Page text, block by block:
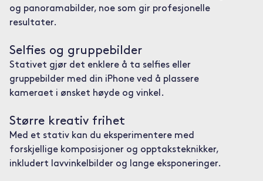
og panoramabilder, noe som gir profesjonelle
resultater.
Selfies og gruppebilder
Stativet gjør det enklere å ta selfies eller
gruppebilder med din iPhone ved å plassere
kameraet i ønsket høyde og vinkel.
Større kreativ frihet
Med et stativ kan du eksperimentere med
forskjellige komposisjoner og opptaksteknikker,
inkludert lavvinkelbilder og lange eksponeringer.